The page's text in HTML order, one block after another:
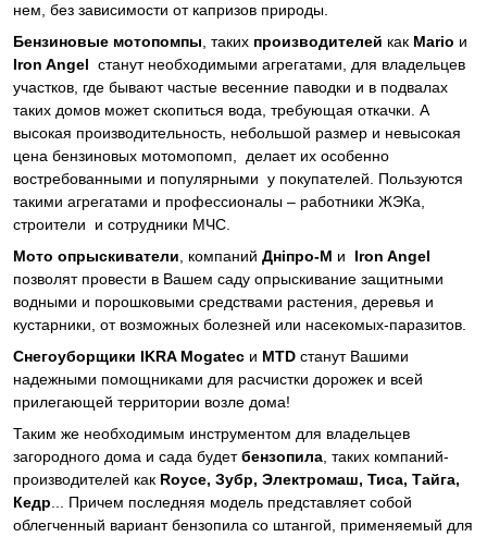
нем, без зависимости от капризов природы.
Бензиновые мотопомпы , таких производителей как Mario и
Iron Angel станут необходимыми агрегатами, для владельцев
участков, где бывают частые весенние паводки и в подвалах
таких домов может скопиться вода, требующая откачки. А
высокая производительность, небольшой размер и невысокая
цена бензиновых мотомопомп, делает их особенно
востребованными и популярными у покупателей. Пользуются
такими агрегатами и профессионалы – работники ЖЭКа,
строители и сотрудники МЧС.
Мото опрыскиватели , компаний Дніпро-М и Iron Angel
позволят провести в Вашем саду опрыскивание защитными
водными и порошковыми средствами растения, деревья и
кустарники, от возможных болезней или насекомых-паразитов.
Снегоуборщики IKRA Mogatec и MTD станут Вашими
надежными помощниками для расчистки дорожек и всей
прилегающей территории возле дома!
Таким же необходимым инструментом для владельцев
загородного дома и сада будетбензопила , таких компаний-
производителей как Royce, Зубр, Электромаш, Тиса, Тайга,
Кедр ... Причем последняя модель представляет собой
облегченный вариант бензопила со штангой, применяемый для